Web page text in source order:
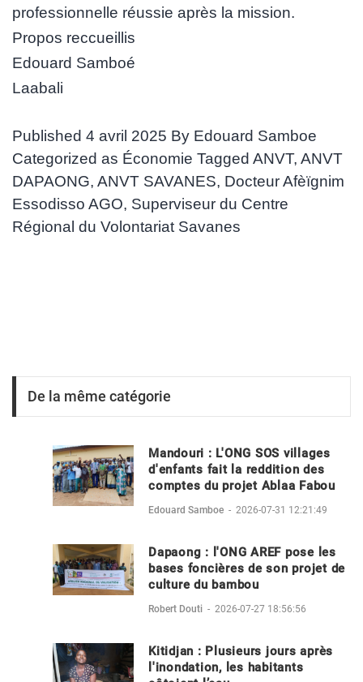
professionnelle réussie après la mission.
Propos reccueillis
Edouard Samboé
Laabali
Published 4 avril 2025 By Edouard Samboe
Categorized as Économie Tagged ANVT, ANVT
DAPAONG, ANVT SAVANES, Docteur Afèïgnim
Essodisso AGO, Superviseur du Centre
Régional du Volontariat Savanes
De la même catégorie
Mandouri : L'ONG SOS villages
d'enfants fait la reddition des
comptes du projet Ablaa Fabou
Edouard Samboe - 2026-07-31 12:21:49
Dapaong : l'ONG AREF pose les
bases foncières de son projet de
culture du bambou
Robert Douti - 2026-07-27 18:56:56
Kitidjan : Plusieurs jours après
l'inondation, les habitants